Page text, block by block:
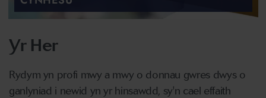
Yr Her
Rydym yn profi mwy a mwy o donnau gwres dwys o
ganlyniad i newid yn yr hinsawdd, sy'n cael effaith